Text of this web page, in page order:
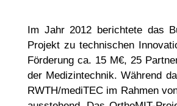
Im Jahr 2012 berichtete das
Projekt zu technischen
Förderung ca. 15 M€, 25
der Medizintechnik. Während
RWTH/mediTEC im Rahmen